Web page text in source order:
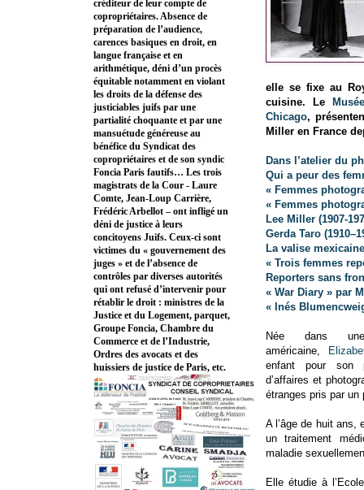
elle se fixe au
cuisine. Le
Chicago,
Miller en France
Dans l’atelier du
Qui a peur des
« Femmes
« Femmes
Lee Miller (1907-
Gerda Taro
La valise
« Trois femmes
Reporters sans
« War Diary » par
« Inés
Née dans
américaine,
enfant pour son
d’affaires et
étranges pris par un
A l’âge de huit ans,
un traitement
maladie
Elle étudie à
créditeur de leur compte de
copropriétaires. Absence de
préparation de l’audience,
carences basiques en droit, en
langue française et en
arithmétique, déni d’un procès
équitable notamment en violant
les droits de la défense des
justiciables juifs par une
partialité choquante et par une
mansuétude généreuse au
bénéfice du Syndicat des
copropriétaires et de son syndic
Foncia Paris fautifs… Les trois
magistrats de la Cour - Laure
Comte, Jean-Loup Carrière,
Frédéric Arbellot – ont infligé un
déni de justice à leurs
concitoyens Juifs. Ceux-ci sont
victimes du « gouvernement des
juges » et de l’absence de
contrôles par diverses autorités
qui ont refusé d’intervenir pour
rétablir le droit : ministres de la
Justice et du Logement, parquet,
Groupe Foncia, Chambre du
Commerce et de l’Industrie,
Ordres des avocats et des
huissiers de justice de Paris, etc.